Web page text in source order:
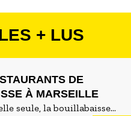
+ LUS
DE
À MARSEILLE
seule, la bouillabaisse